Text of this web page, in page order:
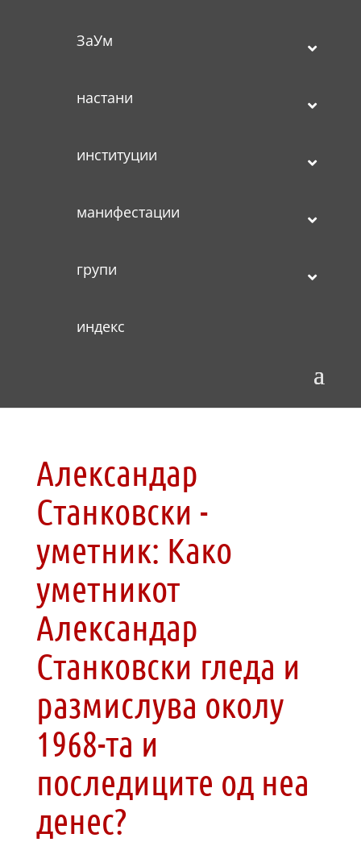
ЗаУм
настани
институции
манифестации
групи
индекс
Александар
Станковски ­-
уметник: Како
уметникот
Александар
Станковски гледа и
размислува околу
1968-та и
последиците од неа
денес?